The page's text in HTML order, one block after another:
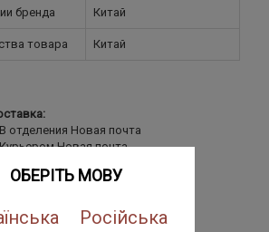
ОБЕРІТЬ МОВУ
Російська
бренда Китай
товара Китай
отделения Новая почта
Новая почта
платеж